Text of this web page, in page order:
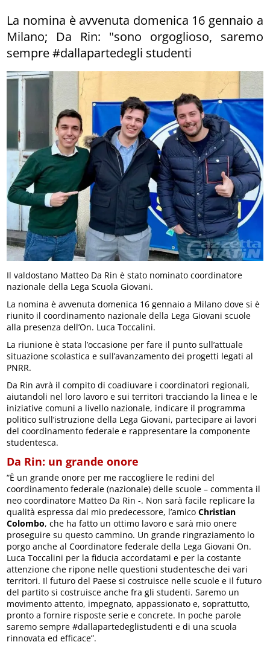
La nomina è avvenuta domenica 16 gennaio a
Milano; Da Rin: "sono orgoglioso, saremo
sempre #dallapartedegli studenti
Il valdostano Matteo Da Rin è stato nominato coordinatore
nazionale della Lega Scuola Giovani.
La nomina è avvenuta domenica 16 gennaio a Milano dove si è
riunito il coordinamento nazionale della Lega Giovani scuole
alla presenza dell’On. Luca Toccalini.
La riunione è stata l’occasione per fare il punto sull’attuale
situazione scolastica e sull’avanzamento dei progetti legati al
PNRR.
Da Rin avrà il compito di coadiuvare i coordinatori regionali,
aiutandoli nel loro lavoro e sui territori tracciando la linea e le
iniziative comuni a livello nazionale, indicare il programma
politico sull’istruzione della Lega Giovani, partecipare ai lavori
del coordinamento federale e rappresentare la componente
studentesca.
Da Rin: un grande onore
“È un grande onore per me raccogliere le redini del
coordinamento federale (nazionale) delle scuole – commenta il
neo coordinatore Matteo Da Rin -. Non sarà facile replicare la
qualità espressa dal mio predecessore, l’amicoChristian
Colombo, che ha fatto un ottimo lavoro e sarà mio onere
proseguire su questo cammino. Un grande ringraziamento lo
porgo anche al Coordinatore federale della Lega Giovani On.
Luca Toccalini per la fiducia accordatami e per la costante
attenzione che ripone nelle questioni studentesche dei vari
territori. Il futuro del Paese si costruisce nelle scuole e il futuro
del partito si costruisce anche fra gli studenti. Saremo un
movimento attento, impegnato, appassionato e, soprattutto,
pronto a fornire risposte serie e concrete. In poche parole
saremo sempre #dallapartedeglistudenti e di una scuola
rinnovata ed efficace”.